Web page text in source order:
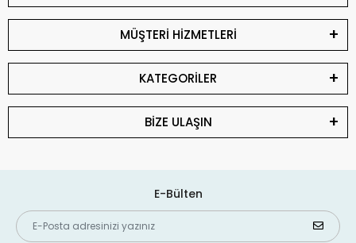
MÜŞTERİ HİZMETLERİ
KATEGORİLER
BİZE ULAŞIN
E-Bülten